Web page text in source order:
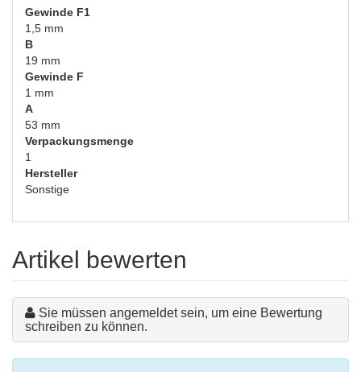
Gewinde F1
1,5 mm
B
19 mm
Gewinde F
1 mm
A
53 mm
Verpackungsmenge
1
Hersteller
Sonstige
Artikel bewerten
Sie müssen angemeldet sein, um eine Bewertung
schreiben zu können.